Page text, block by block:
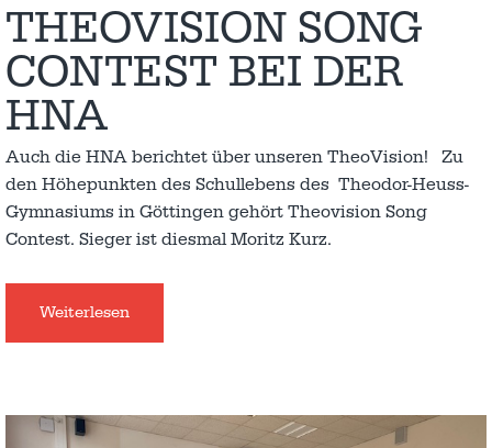
THEOVISION SONG
CONTEST BEI DER
HNA
Auch die HNA berichtet über unseren TheoVision! Zu
den Höhepunkten des Schullebens des Theodor-Heuss-
Gymnasiums in Göttingen gehört Theovision Song
Contest. Sieger ist diesmal Moritz Kurz.
Weiterlesen